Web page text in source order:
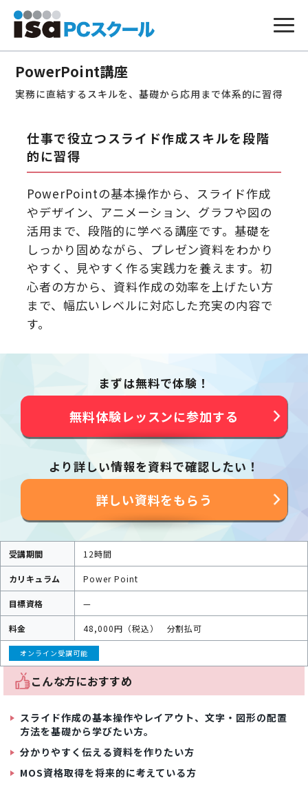
本
PowerPoint講座
実務に直結するスキルを、基礎から応用まで体系的に習得
仕事で役立つスライド作成スキルを段階
的に習得
PowerPointの基本操作から、スライド作成
やデザイン、アニメーション、グラフや図の
活用まで、段階的に学べる講座です。基礎を
しっかり固めながら、プレゼン資料をわかり
やすく、見やすく作る実践力を養えます。初
心者の方から、資料作成の効率を上げたい方
まで、幅広いレベルに対応した充実の内容で
す。
まずは無料で体験！
無料体験レッスンに参加する
より詳しい情報を資料で確認したい！
詳しい資料をもらう
受講期間 12時間
カリキュラム Power Point
目標資格 —
料金 48,000円（税込） 分割払可
オンライン受講可能
こんな方におすすめ
スライド作成の基本操作やレイアウト、文字・図形の配置
方法を基礎から学びたい方。
分かりやすく伝える資料を作りたい方
MOS資格取得を将来的に考えている方